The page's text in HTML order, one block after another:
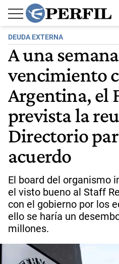
DEUDA EXTERNA
A una
vencimiento
Argentina, el
prevista la
Directorio
acuerdo
El board del organismo
el visto bueno al Staff
con el gobierno por los
ello se haría un
millones.